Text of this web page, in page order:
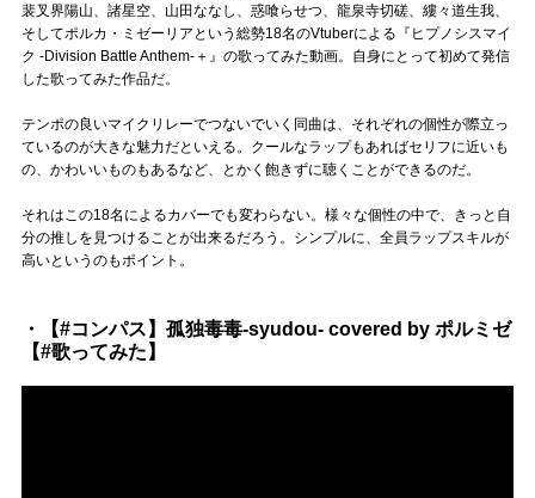
裴叉界陽山、諸星空、山田ななし、惑喰らせつ、龍泉寺切磋、縷々道生我、
そしてポルカ・ミゼーリアという総勢18名のVtuberによる『ヒプノシスマイ
ク -Division Battle Anthem-＋』の歌ってみた動画。自身にとって初めて発信
した歌ってみた作品だ。
テンポの良いマイクリレーでつないでいく同曲は、それぞれの個性が際立っ
ているのが大きな魅力だといえる。クールなラップもあればセリフに近いも
の、かわいいものもあるなど、とかく飽きずに聴くことができるのだ。
それはこの18名によるカバーでも変わらない。様々な個性の中で、きっと自
分の推しを見つけることが出来るだろう。シンプルに、全員ラップスキルが
高いというのもポイント。
・【#コンパス】孤独毒毒-syudou- covered by ポルミゼ
【#歌ってみた】